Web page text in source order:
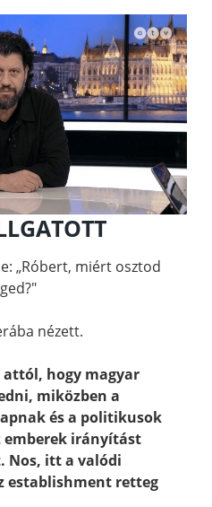
„Róbert, miért osztod
nézett.
hogy magyar
miközben a
és a politikusok
emberek irányítást
Nos, itt a valódi
establishment retteg